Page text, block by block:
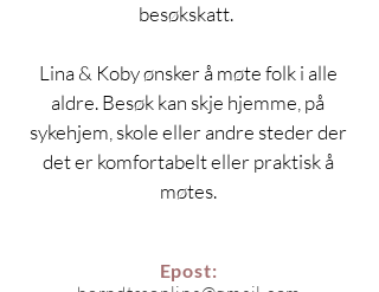
besøkskatt.
Lina & Koby ønsker å møte folk i alle
aldre. Besøk kan skje hjemme, på
sykehjem, skole eller andre steder der
det er komfortabelt eller praktisk å
møtes.
Epost: